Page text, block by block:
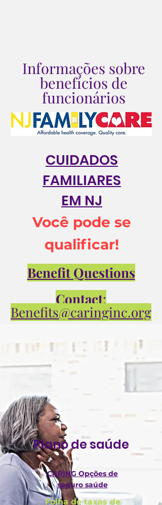
Informações sobre
benefícios de
funcionários
CUIDADOS
FAMILIARES
EM NJ
Você pode se
qualificar!
Benefit Questions
Contact:
Benefits@caringinc.org
Plano de saúde
CARING Opções de
seguro saúde
Folha de taxas de